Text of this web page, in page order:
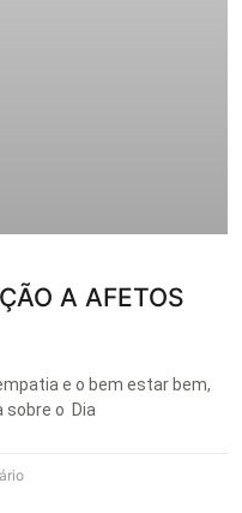
A AFETOS
e o bem estar bem,
sobre o Dia